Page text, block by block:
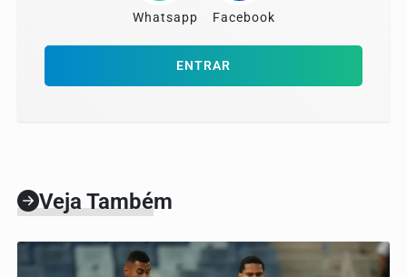
Whatsapp Facebook
ENTRAR
Veja Também